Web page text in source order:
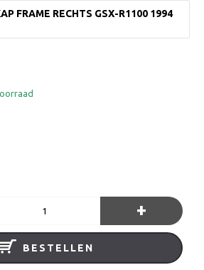
FRAME RECHTS GSX-R1100 1994
+
BESTELLEN